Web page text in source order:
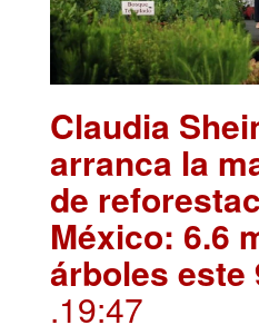
Claudia
arranca la
de
México: 6.6
árboles este
.19:47